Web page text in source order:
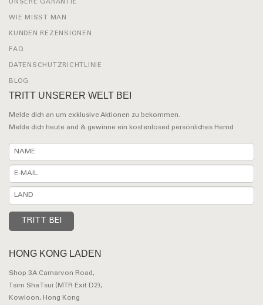
UNSERE GARANTIE
WIE MISST MAN
KUNDEN REZENSIONEN
FAQ
DATENSCHUTZRICHTLINIE
BLOG
TRITT UNSERER WELT BEI
Melde dich an um exklusive Aktionen zu bekommen.
Melde dich heute and & gewinne ein kostenlosed persönliches Hemd
HONG KONG LADEN
Shop 3A Carnarvon Road,
Tsim Sha Tsui (MTR Exit D2),
Kowloon, Hong Kong